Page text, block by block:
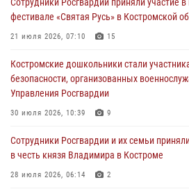
Костромские дошкольники стали
безопасности, организованных
30 июля 2026, 10:39 9
Костромичи активно используют портал
услуг» для получения услуг по линии
фестивале «Святая Русь» в Костромской
21 июля 2026, 07:10 15
Костромские дошкольники стали
безопасности, организованных
Управления Росгвардии
30 июля 2026, 10:39 9
Cотрудники Росгвардии и их семьи
в честь князя Владимира в Костроме
28 июля 2026, 06:14 2